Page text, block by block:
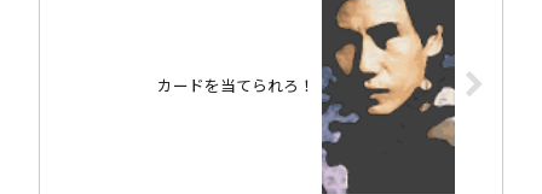
カードを当てられろ！